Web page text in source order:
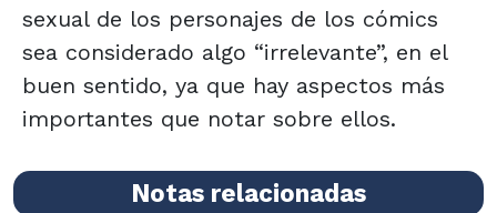
sexual de los personajes de los cómics
sea considerado algo “irrelevante”, en el
buen sentido, ya que hay aspectos más
importantes que notar sobre ellos.
Notas relacionadas